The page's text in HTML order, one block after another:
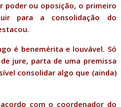
poder ou oposição, o primeiro
para a consolidação do
é benemérita e louvável. Só
jure, parta de uma premissa
consolidar algo que (ainda)
com o coordenador do